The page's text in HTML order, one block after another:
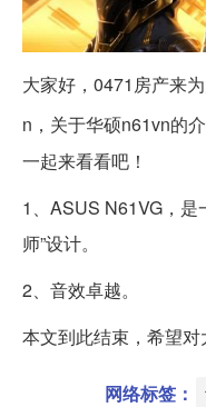
大家好，0471房产来
n，关于华硕n61vn的
一起来看看吧！
1、ASUS N61VG，是
师”设计。
2、音效卓越。
本文到此结束，希望对
网络标签：